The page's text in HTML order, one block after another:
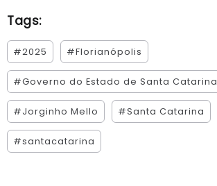
Tags:
#2025 #Florianópolis
#Governo do Estado de Santa Catarina
#Jorginho Mello #Santa Catarina
#santacatarina